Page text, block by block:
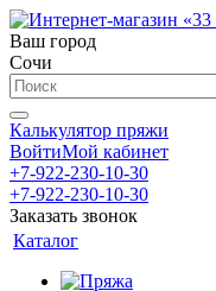
Ваш город
Сочи
Калькулятор пряжи
ВойтиМой кабинет
+7-922-230-10-30
+7-922-230-10-30
Заказать звонок
Каталог